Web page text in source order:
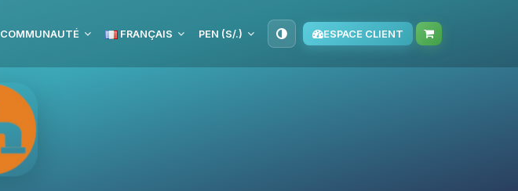
COMMUNAUTÉ FRANÇAIS PEN (S/.) ESPACE CLIENT